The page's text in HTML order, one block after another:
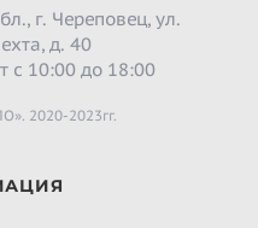
г. Череповец, ул.
д. 40
с 10:00 до 18:00
2020-2023гг.